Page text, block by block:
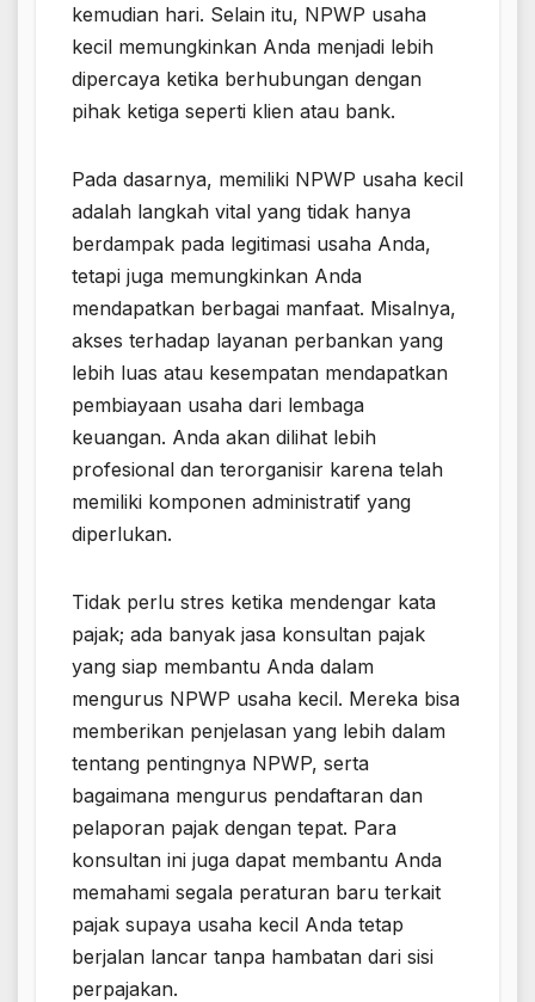
kemudian hari. Selain itu, NPWP usaha
kecil memungkinkan Anda menjadi lebih
dipercaya ketika berhubungan dengan
pihak ketiga seperti klien atau bank.
Pada dasarnya, memiliki NPWP usaha kecil
adalah langkah vital yang tidak hanya
berdampak pada legitimasi usaha Anda,
tetapi juga memungkinkan Anda
mendapatkan berbagai manfaat. Misalnya,
akses terhadap layanan perbankan yang
lebih luas atau kesempatan mendapatkan
pembiayaan usaha dari lembaga
keuangan. Anda akan dilihat lebih
profesional dan terorganisir karena telah
memiliki komponen administratif yang
diperlukan.
Tidak perlu stres ketika mendengar kata
pajak; ada banyak jasa konsultan pajak
yang siap membantu Anda dalam
mengurus NPWP usaha kecil. Mereka bisa
memberikan penjelasan yang lebih dalam
tentang pentingnya NPWP, serta
bagaimana mengurus pendaftaran dan
pelaporan pajak dengan tepat. Para
konsultan ini juga dapat membantu Anda
memahami segala peraturan baru terkait
pajak supaya usaha kecil Anda tetap
berjalan lancar tanpa hambatan dari sisi
perpajakan.